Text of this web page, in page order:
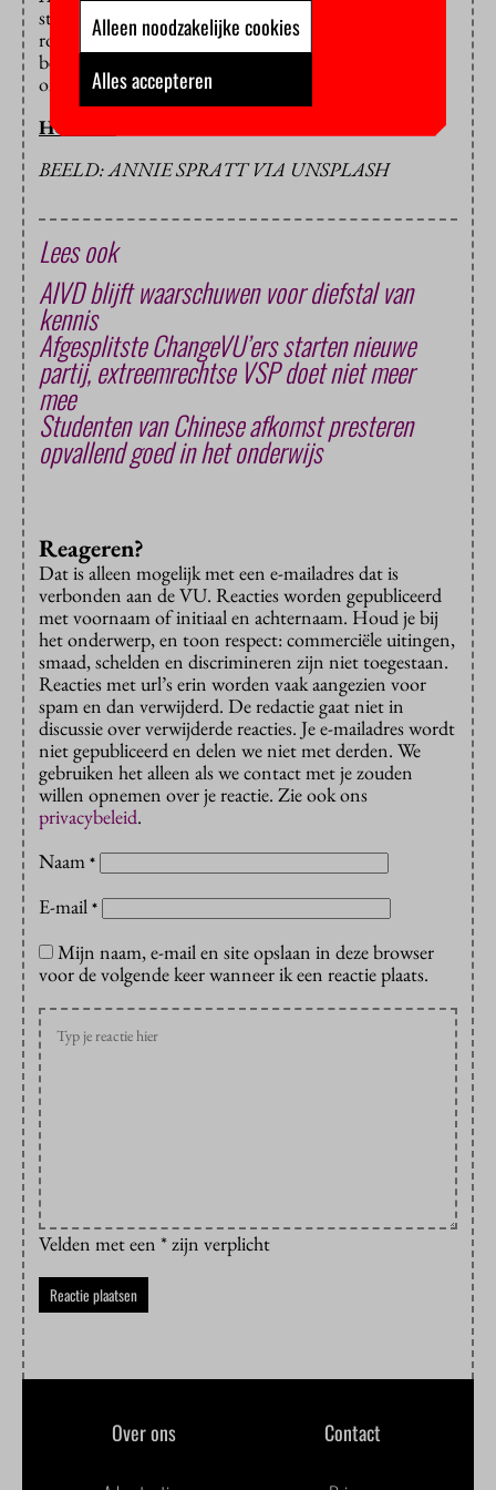
studenten in het buitenland studeren. De organisatie
roept universiteiten op om de academische vrijheid
beter te beschermen en Chinese studenten te
ondersteunen in geval van ‘transnationale repressie’.
HOP/OL
BEELD: ANNIE SPRATT VIA UNSPLASH
Lees ook
AIVD blijft waarschuwen voor diefstal van
kennis
Afgesplitste ChangeVU’ers starten nieuwe
partij, extreemrechtse VSP doet niet meer
mee
Studenten van Chinese afkomst presteren
opvallend goed in het onderwijs
Reageren?
Dat is alleen mogelijk met een e-mailadres dat is
verbonden aan de VU. Reacties worden gepubliceerd
met voornaam of initiaal en achternaam. Houd je bij
het onderwerp, en toon respect: commerciële uitingen,
smaad, schelden en discrimineren zijn niet toegestaan.
Reacties met url’s erin worden vaak aangezien voor
spam en dan verwijderd. De redactie gaat niet in
discussie over verwijderde reacties. Je e-mailadres wordt
niet gepubliceerd en delen we niet met derden. We
gebruiken het alleen als we contact met je zouden
willen opnemen over je reactie. Zie ook ons
privacybeleid.
Naam *
E-mail *
Mijn naam, e-mail en site opslaan in deze browser
voor de volgende keer wanneer ik een reactie plaats.
Velden met een * zijn verplicht
Over ons Contact
Alleen noodzakelijke cookies
Alles accepteren